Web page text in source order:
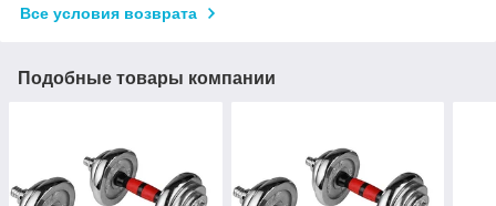
Все условия возврата
Подобные товары компании